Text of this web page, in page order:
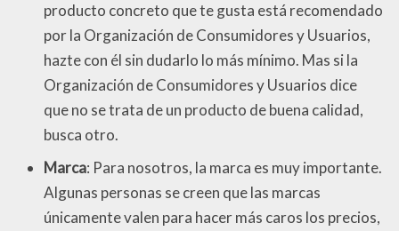
producto concreto que te gusta está recomendado
por la Organización de Consumidores y Usuarios,
hazte con él sin dudarlo lo más mínimo. Mas si la
Organización de Consumidores y Usuarios dice
que no se trata de un producto de buena calidad,
busca otro.
Marca: Para nosotros, la marca es muy importante.
Algunas personas se creen que las marcas
únicamente valen para hacer más caros los precios,